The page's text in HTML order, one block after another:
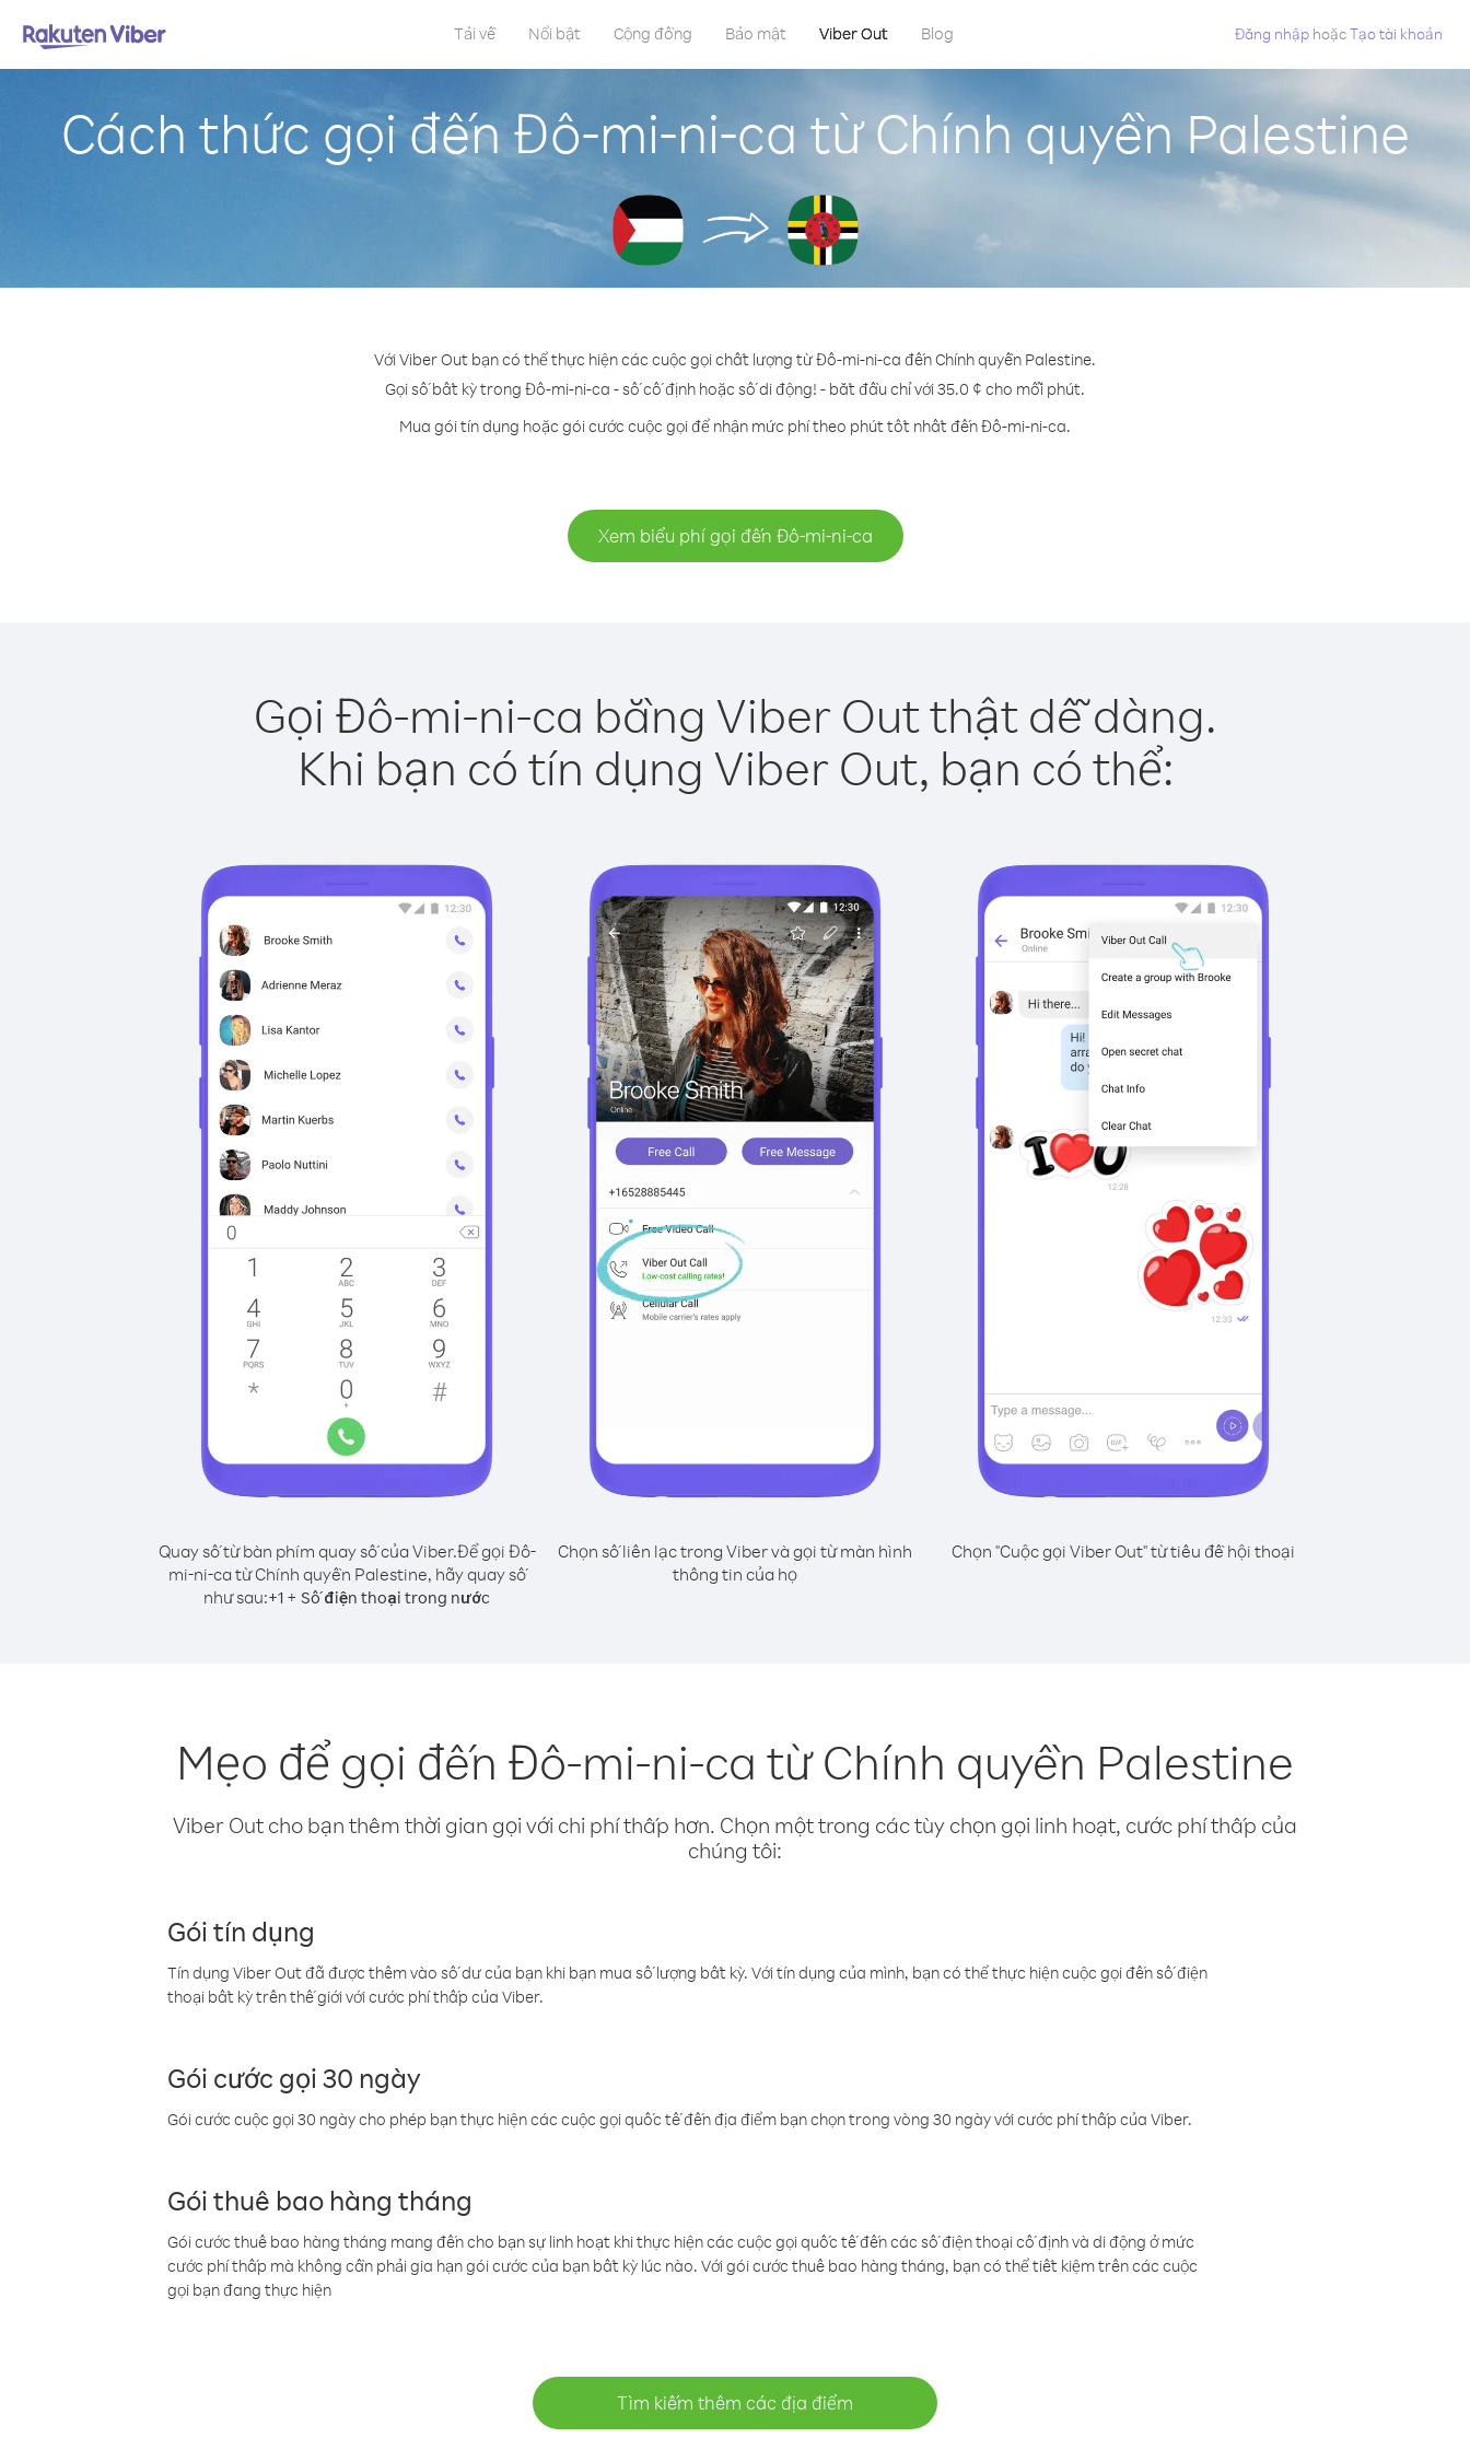
Tải về Nổi bật Cộng đồng Bảo mật Viber Out Blog Đăng nhập hoặcTạo tài khoản
Cách thức gọi đến Đô-mi-ni-ca từ Chính quyền Palestine
Với Viber Out bạn có thể thực hiện các cuộc gọi chất lượng từ Đô-mi-ni-ca đến Chính quyền Palestine.
Gọi số bất kỳ trong Đô-mi-ni-ca - số cố định hoặc số di động! - bắt đầu chỉ với 35.0 ¢ cho mỗi phút.
Mua gói tín dụng hoặc gói cước cuộc gọi để nhận mức phí theo phút tốt nhất đến Đô-mi-ni-ca.
Xem biểu phí gọi đến Đô-mi-ni-ca
Gọi Đô-mi-ni-ca bằng Viber Out thật dễ dàng.
Khi bạn có tín dụng Viber Out, bạn có thể:
Quay số từ bàn phím quay số của Viber.Để gọi Đô-
mi-ni-ca từ Chính quyền Palestine, hãy quay số
như sau:+1 + Số điện thoại trong nước
Chọn số liên lạc trong Viber và gọi từ màn hình
thông tin của họ
Chọn "Cuộc gọi Viber Out" từ tiêu đề hội thoại
Mẹo để gọi đến Đô-mi-ni-ca từ Chính quyền Palestine
Viber Out cho bạn thêm thời gian gọi với chi phí thấp hơn. Chọn một trong các tùy chọn gọi linh hoạt, cước phí thấp của
chúng tôi:
Gói tín dụng
Tín dụng Viber Out đã được thêm vào số dư của bạn khi bạn mua số lượng bất kỳ. Với tín dụng của mình, bạn có thể thực hiện cuộc gọi đến số điện
thoại bất kỳ trên thế giới với cước phí thấp của Viber.
Gói cước gọi 30 ngày
Gói cước cuộc gọi 30 ngày cho phép bạn thực hiện các cuộc gọi quốc tế đến địa điểm bạn chọn trong vòng 30 ngày với cước phí thấp của Viber.
Gói thuê bao hàng tháng
Gói cước thuê bao hàng tháng mang đến cho bạn sự linh hoạt khi thực hiện các cuộc gọi quốc tế đến các số điện thoại cố định và di động ở mức
cước phí thấp mà không cần phải gia hạn gói cước của bạn bất kỳ lúc nào. Với gói cước thuê bao hàng tháng, bạn có thể tiết kiệm trên các cuộc
gọi bạn đang thực hiện
Tìm kiếm thêm các địa điểm